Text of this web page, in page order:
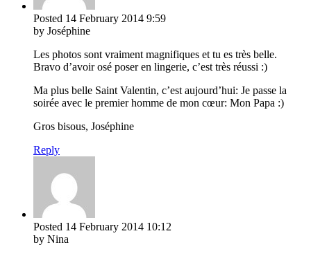
Posted 14 February 2014 9:59
by Joséphine
Les photos sont vraiment magnifiques et tu es très belle.
Bravo d’avoir osé poser en lingerie, c’est très réussi :)
Ma plus belle Saint Valentin, c’est aujourd’hui: Je passe la
soirée avec le premier homme de mon cœur: Mon Papa :)
Gros bisous, Joséphine
Reply
Posted 14 February 2014 10:12
by Nina